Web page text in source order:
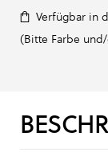
Verfügbar in
(Bitte Farbe